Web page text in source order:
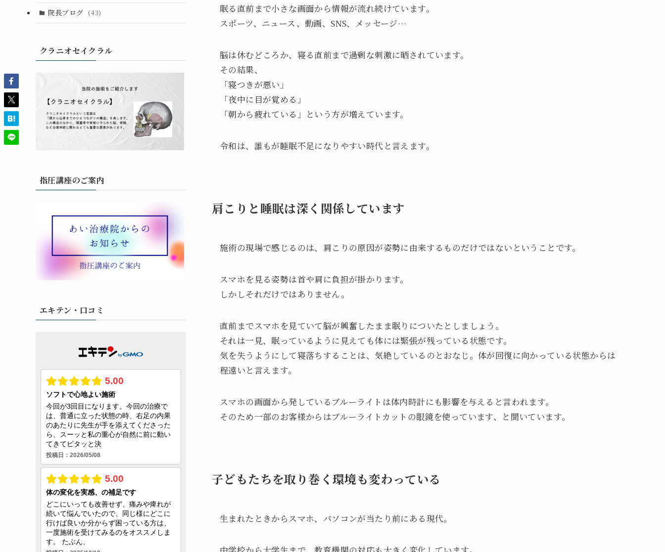
眠る直前まで小さな画面から情報が流れ続けています。
スポーツ、ニュース、動画、SNS、メッセージ…
脳は休むどころか、寝る直前まで過剰な刺激に晒されています。
その結果、
「寝つきが悪い」
「夜中に目が覚める」
「朝から疲れている」という方が増えています。
令和は、誰もが睡眠不足になりやすい時代と言えます。
肩こりと睡眠は深く関係しています
施術の現場で感じるのは、肩こりの原因が姿勢に由来するものだけではないということです。
スマホを見る姿勢は首や肩に負担が掛かります。
しかしそれだけではありません。
直前までスマホを見ていて脳が興奮したまま眠りについたとしましょう。
それは一見、眠っているように見えても体には緊張が残っている状態です。
気を失うようにして寝落ちすることは、気絶しているのとおなじ。体が回復に向かっている状態からは
程遠いと言えます。
スマホの画面から発しているブルーライトは体内時計にも影響を与えると言われます。
そのため一部のお客様からはブルーライトカットの眼鏡を使っています、と聞いています。
子どもたちを取り巻く環境も変わっている
生まれたときからスマホ、パソコンが当たり前にある現代。
院長ブログ (43)
クラニオセイクラル
指圧講座のご案内
エキテン・口コミ